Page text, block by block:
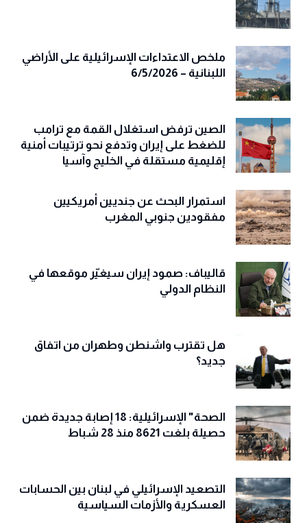
ملخص الاعتداءات الإسرائيلية على الأراضي
اللبنانية – 6/5/2026
الصين ترفض استغلال القمة مع ترامب
للضغط على إيران وتدفع نحو ترتيبات أمنية
إقليمية مستقلة في الخليج وآسيا
استمرار البحث عن جنديين أمريكيين
مفقودين جنوبي المغرب
قاليباف: صمود إيران سيغيّر موقعها في
النظام الدولي
هل تقترب واشنطن وطهران من اتفاق
جديد؟
الصحة" الإسرائيلية: 18 إصابة جديدة ضمن
حصيلة بلغت 8621 منذ 28 شباط
التصعيد الإسرائيلي في لبنان بين الحسابات
العسكرية والأزمات السياسية